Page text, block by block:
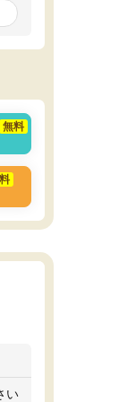
れて自分も『も
と思えます。
、色々な場所の
無料
い